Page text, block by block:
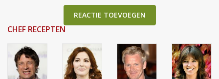
REACTIE TOEVOEGEN
CHEF RECEPTEN